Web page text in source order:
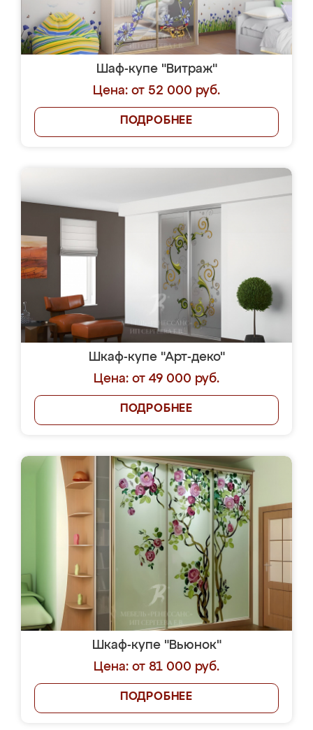
Шаф-купе "Витраж"
Цена: от 52 000 руб.
ПОДРОБНЕЕ
Шкаф-купе "Арт-деко"
Цена: от 49 000 руб.
ПОДРОБНЕЕ
Шкаф-купе "Вьюнок"
Цена: от 81 000 руб.
ПОДРОБНЕЕ